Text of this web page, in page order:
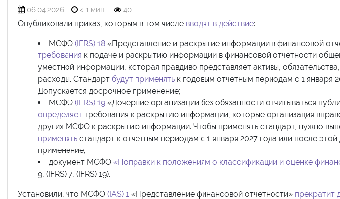
06.04.2026 < 1 мин. 40
Опубликовали приказ, которым в том числе вводят в действие:
МСФО (IFRS) 18 «Представление и раскрытие информации в финансовой
требования к подаче и раскрытию информации в финансовой отчетности
уместной информации, которая правдиво представляет активы,
расходы. Стандарт будут применять к годовым отчетным периодам с 1 января
Допускается досрочное применение;
МСФО (IFRS) 19 «Дочерние организации без обязанности отчитываться
определяет требования к раскрытию информации, которые организация
других МСФО к раскрытию информации. Чтобы применять стандарт, нужно
применять стандарт к отчетным периодам с 1 января 2027 года или после
применение;
документ МСФО «Поправки к положениям о классификации и оценке
9, (IFRS) 7, (IFRS) 19).
Установили, что МСФО (IAS) 1 «Представление финансовой отчетности» прекратит